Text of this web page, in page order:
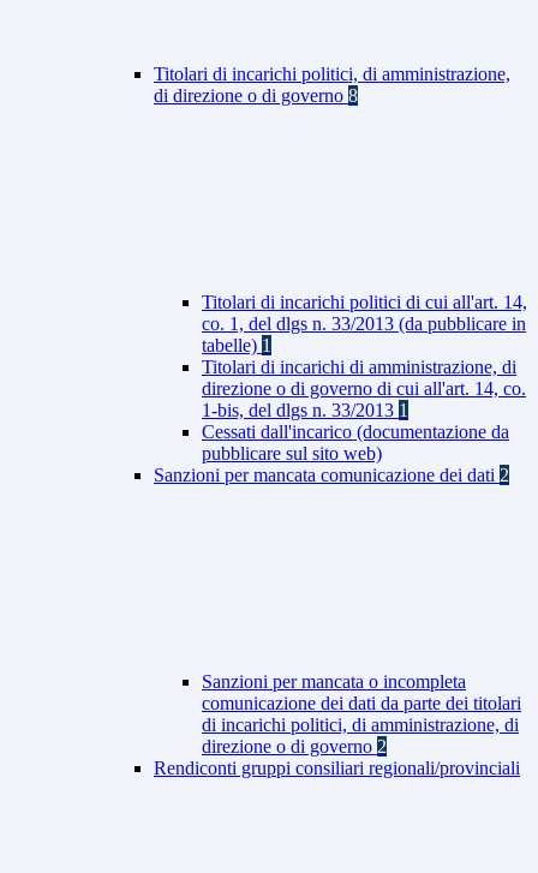
Titolari di incarichi politici, di amministrazione,
di direzione o di governo 8
Titolari di incarichi politici di cui all'art. 14,
co. 1, del dlgs n. 33/2013 (da pubblicare in
tabelle) 1
Titolari di incarichi di amministrazione, di
direzione o di governo di cui all'art. 14, co.
1-bis, del dlgs n. 33/2013 1
Cessati dall'incarico (documentazione da
pubblicare sul sito web)
Sanzioni per mancata comunicazione dei dati 2
Sanzioni per mancata o incompleta
comunicazione dei dati da parte dei titolari
di incarichi politici, di amministrazione, di
direzione o di governo 2
Rendiconti gruppi consiliari regionali/provinciali